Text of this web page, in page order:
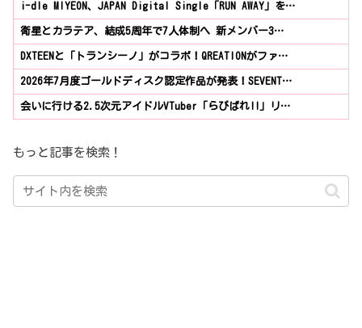
i-dle MIYEON、JAPAN Digital Single「RUN AWAY」を…
衛星とカラテア、結成5周年で7人体制へ 新メンバー3…
DXTEENと「トランシーノ」がコラボ！QREATIONがファ…
2026年7月度ゴールドディスク認定作品が発表！SEVENT…
会いに行ける2.5次元アイドルVTuber「らびぱれ!!」リ…
もっと記事を検索！